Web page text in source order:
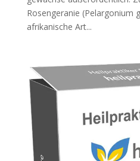
Rosengeranie (Pelargonium
afrikanische Art...